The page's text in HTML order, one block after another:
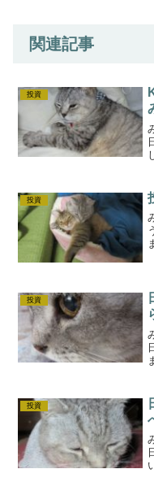
関連記事
投資
投資
投資
投資